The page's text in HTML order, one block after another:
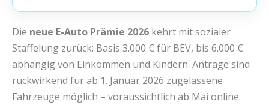
Die neue E-Auto Prämie 2026 kehrt mit sozialer
Staffelung zurück: Basis 3.000 € für BEV, bis 6.000 €
abhängig von Einkommen und Kindern. Anträge sind
rückwirkend für ab 1. Januar 2026 zugelassene
Fahrzeuge möglich – voraussichtlich ab Mai online.